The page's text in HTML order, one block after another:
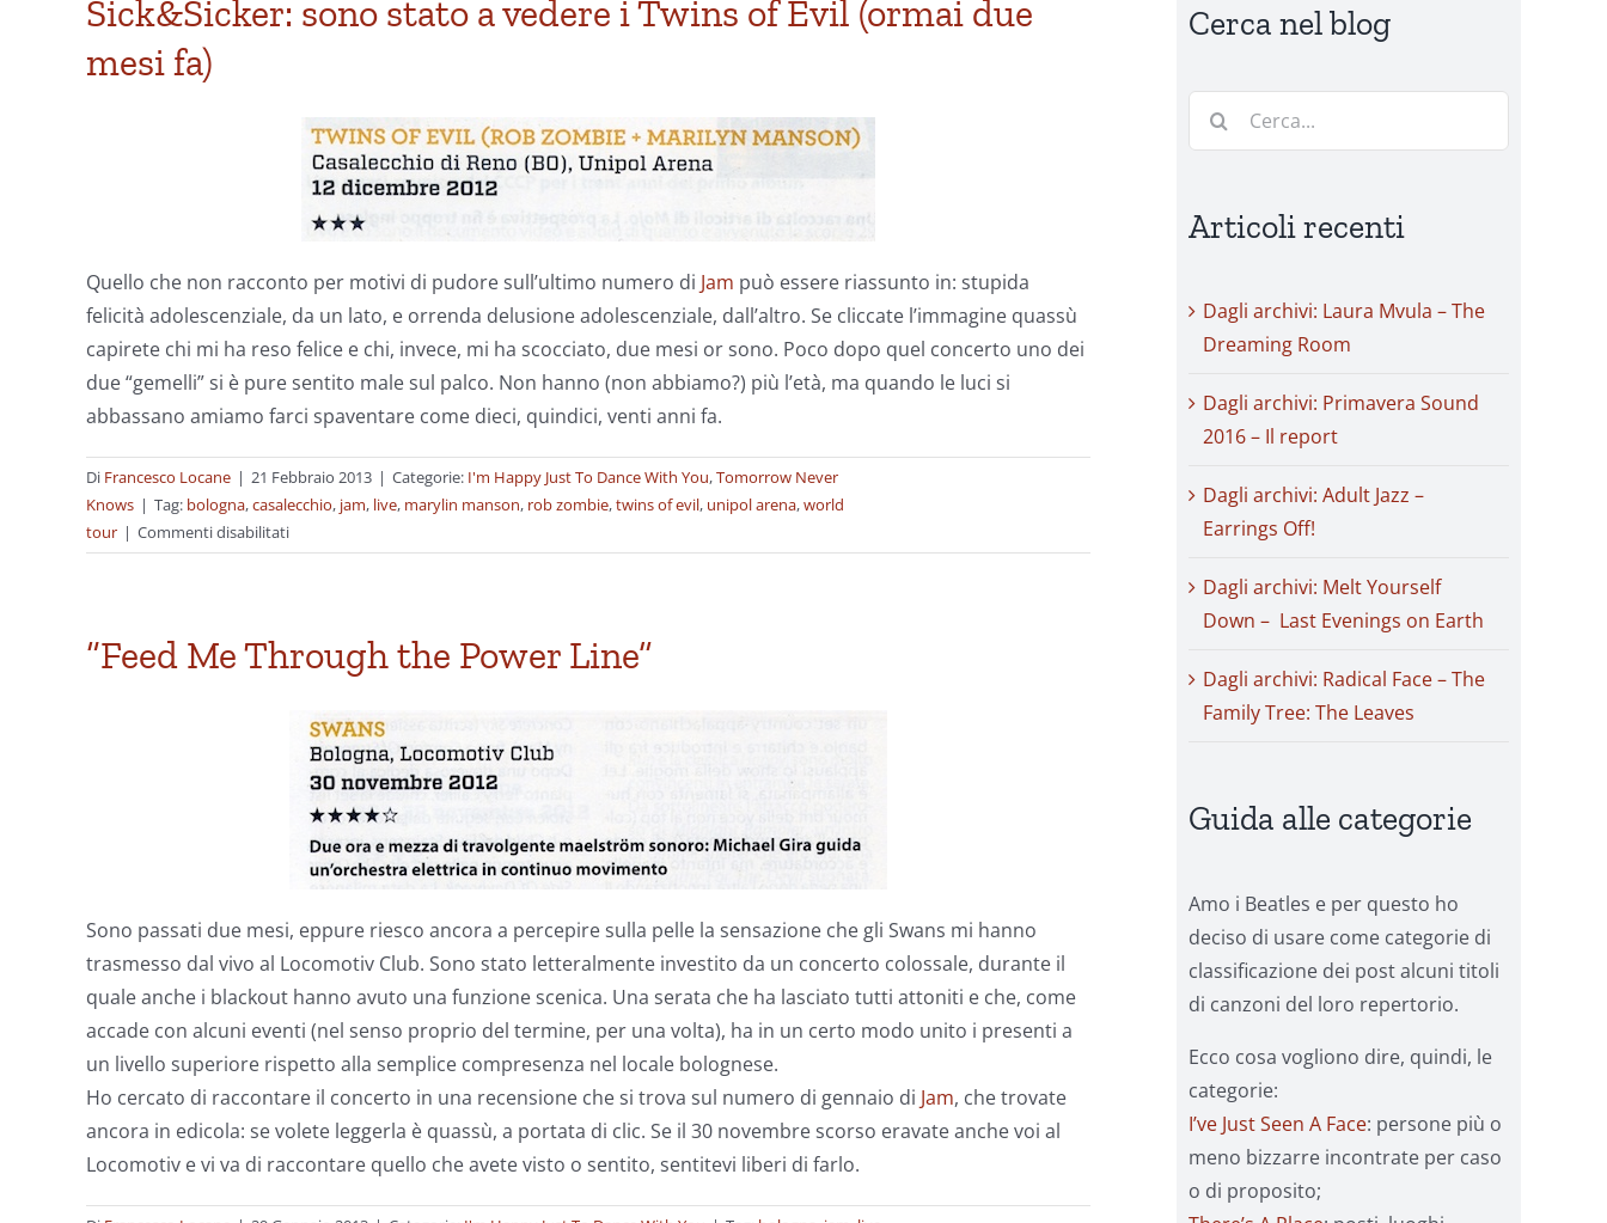
Sick&Sicker: sono stato a vedere i Twins of Evil (ormai due
mesi fa)
Quello che non racconto per motivi di pudore sull’ultimo numero di Jam può essere riassunto in: stupida
felicità adolescenziale, da un lato, e orrenda delusione adolescenziale, dall’altro. Se cliccate l’immagine quassù
capirete chi mi ha reso felice e chi, invece, mi ha scocciato, due mesi or sono. Poco dopo quel concerto uno dei
due “gemelli” si è pure sentito male sul palco. Non hanno (non abbiamo?) più l’età, ma quando le luci si
abbassano amiamo farci spaventare come dieci, quindici, venti anni fa.
Di Francesco Locane | 21 Febbraio 2013 | Categorie: I'm Happy Just To Dance With You,Tomorrow Never
Knows | Tag: bologna,casalecchio, jam, live, marylin manson, rob zombie,twins of evil, unipol arena,world
tour | Commenti disabilitatisu
Sick&Sicker:
vedere
Twins
Evil
(ormai
mesi
“Feed Me Through the Power Line”
Sono passati due mesi, eppure riesco ancora a percepire sulla pelle la sensazione che gli Swans mi hanno
trasmesso dal vivo al Locomotiv Club. Sono stato letteralmente investito da un concerto colossale, durante il
quale anche i blackout hanno avuto una funzione scenica. Una serata che ha lasciato tutti attoniti e che, come
accade con alcuni eventi (nel senso proprio del termine, per una volta), ha in un certo modo unito i presenti a
un livello superiore rispetto alla semplice compresenza nel locale bolognese.
Ho cercato di raccontare il concerto in una recensione che si trova sul numero di gennaio di Jam, che trovate
ancora in edicola: se volete leggerla è quassù, a portata di clic. Se il 30 novembre scorso eravate anche voi al
Locomotiv e vi va di raccontare quello che avete visto o sentito, sentitevi liberi di farlo.
Cerca nel blog
Cerca
Articoli recenti
Dagli archivi: Laura Mvula – The
Dreaming Room
Dagli archivi: Primavera Sound
2016 – Il report
Dagli archivi: Adult Jazz –
Earrings Off!
Dagli archivi: Melt Yourself
Down – Last Evenings on Earth
Dagli archivi: Radical Face – The
Family Tree: The Leaves
Guida alle categorie
Amo i Beatles e per questo ho
deciso di usare come categorie di
classificazione dei post alcuni titoli
di canzoni del loro repertorio.
Ecco cosa vogliono dire, quindi, le
categorie:
I’ve Just Seen A Face: persone più o
meno bizzarre incontrate per caso
o di proposito;